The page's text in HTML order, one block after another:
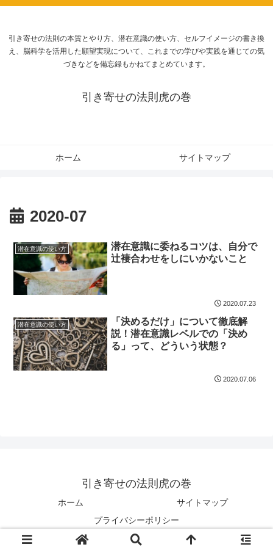
引き寄せの法則の本質とやり方、潜在意識の使い方、セルフイメージの書き換
え、脳科学を活用した願望実現について、これまでの学びや実践を通じての気
づきなどを備忘録もかねてまとめています。
引き寄せの法則虎の巻
ホーム サイトマップ
2020-07
潜在意識の使い方
潜在意識に委ねるコツは、自分で
辻褄合わせをしにいかないこと
2020.07.23
潜在意識の使い方
「決めるだけ」について徹底解
説！潜在意識レベルでの「決め
る」って、どういう状態？
2020.07.06
引き寄せの法則虎の巻
ホーム
サイトマップ
プライバシーポリシー
Copyright © 2018-2026 引き寄せの法則虎の巻 All Rights Reserved.